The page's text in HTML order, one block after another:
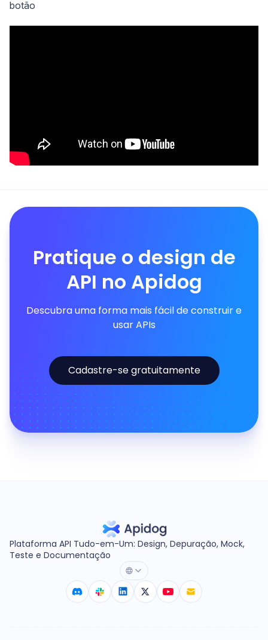
botão
Pratique o design de
API no Apidog
Descubra uma forma mais fácil de construir e
usar APIs
Cadastre-se gratuitamente
Plataforma API Tudo-em-Um: Design, Depuração, Mock,
Teste e Documentação